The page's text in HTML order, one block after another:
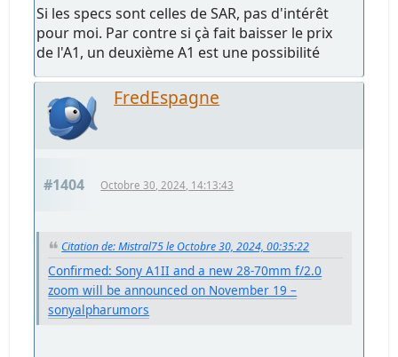
Si les specs sont celles de SAR, pas d'intérêt
pour moi. Par contre si çà fait baisser le prix
de l'A1, un deuxième A1 est une possibilité
FredEspagne
#1404 Octobre 30, 2024, 14:13:43
Citation de: Mistral75 le Octobre 30, 2024, 00:35:22
Confirmed: Sony A1II and a new 28-70mm f/2.0
zoom will be announced on November 19 –
sonyalpharumors